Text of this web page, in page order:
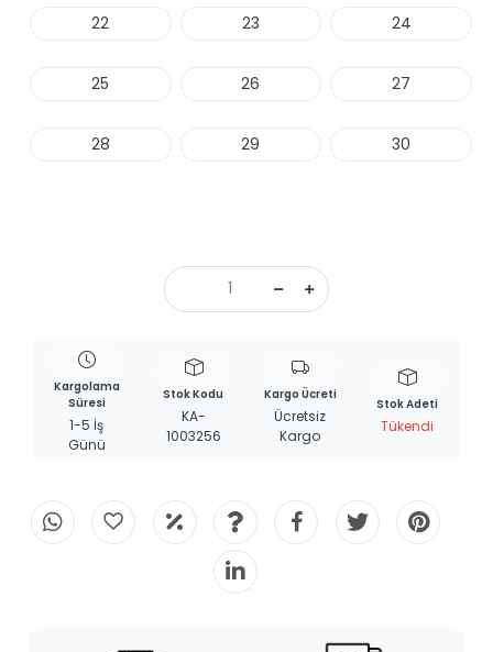
22 23 24
25 26 27
28 29 30
Kargolama
Süresi
1-5 İş
Günü
Stok Kodu
KA-
1003256
Kargo Ücreti
Ücretsiz
Kargo
Stok Adeti
Tükendi